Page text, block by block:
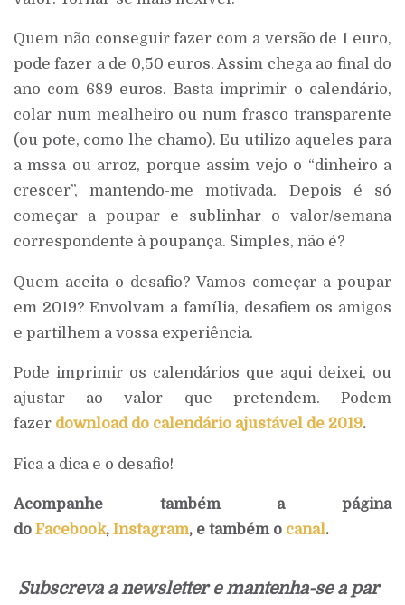
Quem não conseguir fazer com a versão de 1 euro,
pode fazer a de 0,50 euros. Assim chega ao final do
ano com 689 euros. Basta imprimir o calendário,
colar num mealheiro ou num frasco transparente
(ou pote, como lhe chamo). Eu utilizo aqueles para
a mssa ou arroz, porque assim vejo o “dinheiro a
crescer”, mantendo-me motivada. Depois é só
começar a poupar e sublinhar o valor/semana
correspondente à poupança. Simples, não é?
Quem aceita o desafio? Vamos começar a poupar
em 2019? Envolvam a família, desafiem os amigos
e partilhem a vossa experiência.
Pode imprimir os calendários que aqui deixei, ou
ajustar ao valor que pretendem. Podem
fazer download do calendário ajustável de 2019.
Fica a dica e o desafio!
Acompanhe também a página
do Facebook, Instagram, e também o canal.
Subscreva a newsletter e mantenha-se a par